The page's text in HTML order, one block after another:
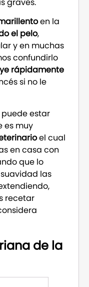
en la
el pelo,
y en muchas
confundirlo
rápidamente
si no le
estar
es muy
el cual
en casa con
que lo
las
recetar
de la